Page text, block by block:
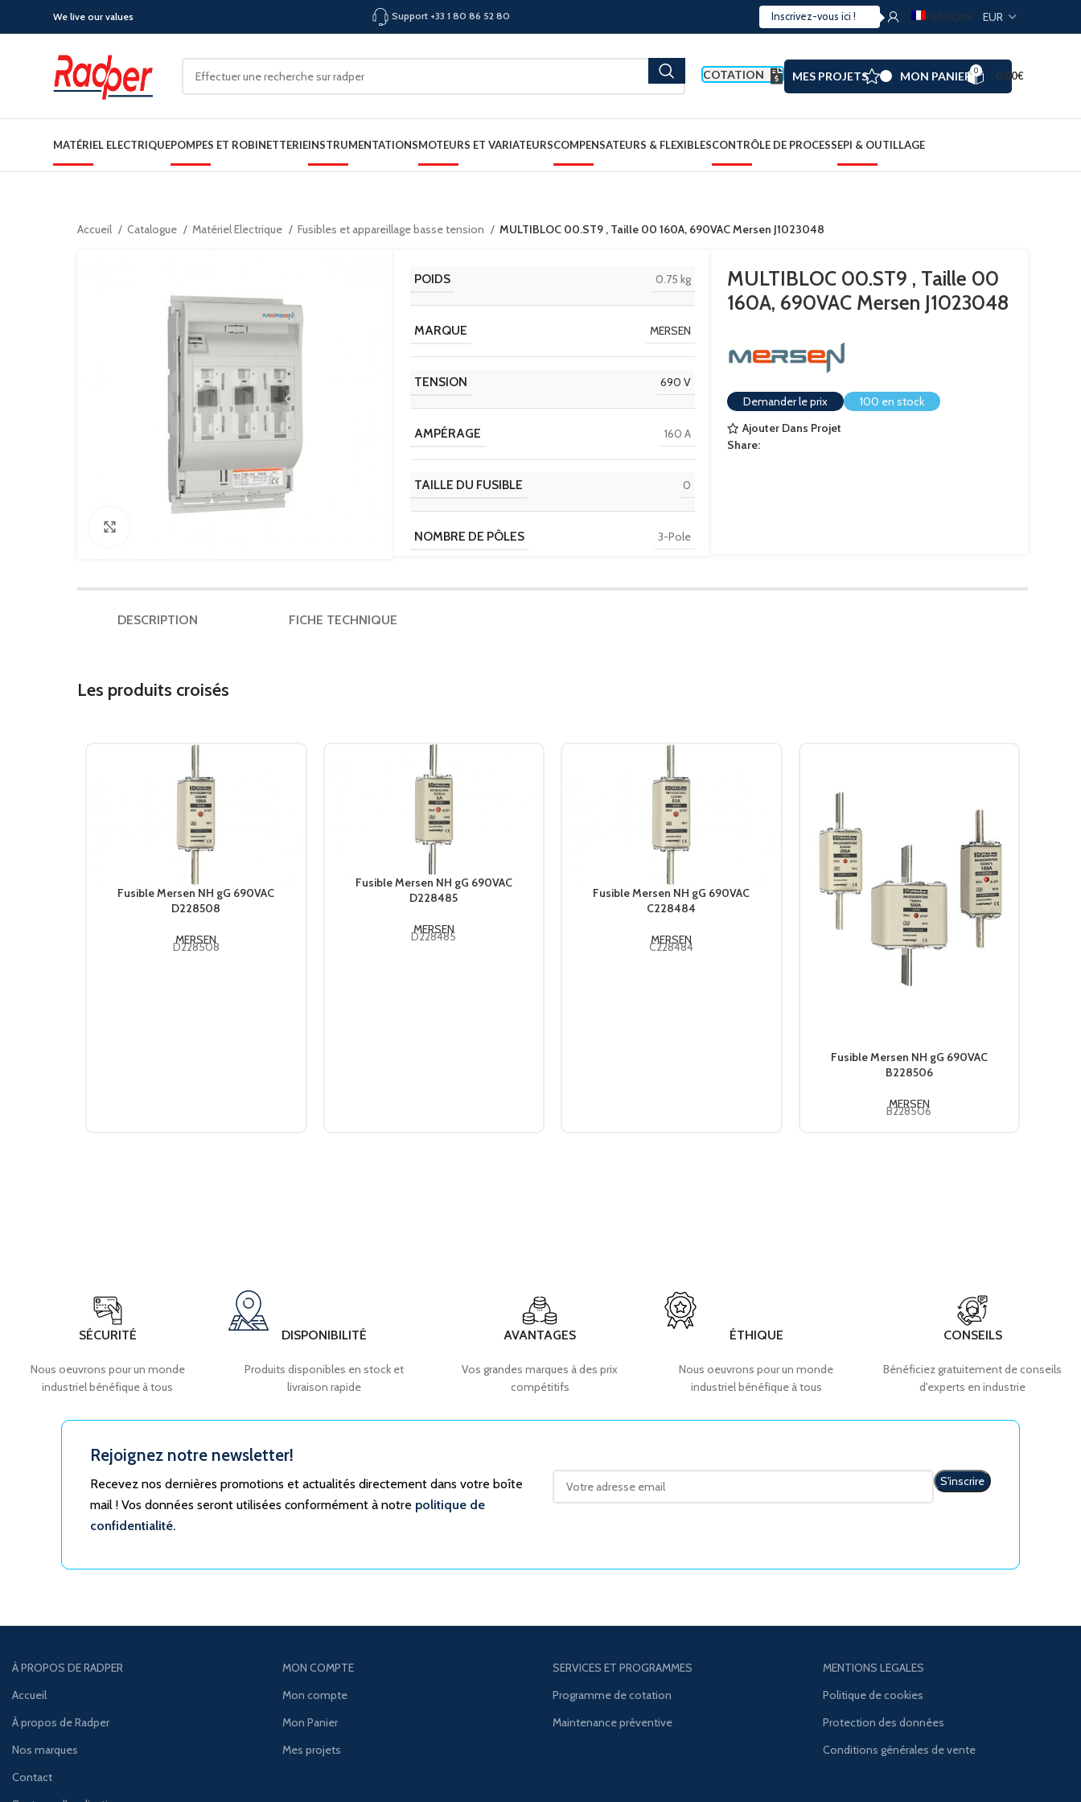
We live our values Support +33 1 80 86 52 80 FRANÇAIS
COTATION MES PROJETS MON PANIER 0 0.00€
MATÉRIEL ELECTRIQUEPOMPES ET ROBINETTERIEINSTRUMENTATIONSMOTEURS ET VARIATEURSCOMPENSATEURS & FLEXIBLESCONTRÔLE DE PROCESSEPI & OUTILLAGE
Accueil Catalogue Matériel Electrique Fusibles et appareillage basse tension MULTIBLOC 00.ST9 , Taille 00 160A, 690VAC Mersen J1023048
POIDS 0.75 kg
MARQUE MERSEN
TENSION 690 V
AMPÉRAGE 160 A
TAILLE DU FUSIBLE 0
NOMBRE DE PÔLES 3-Pole
MULTIBLOC 00.ST9 , Taille 00
160A, 690VAC Mersen J1023048
Demander le prix
100 en stock
Ajouter Dans Projet
Share:
DESCRIPTION FICHE TECHNIQUE
Les produits croisés
Fusible Mersen NH gG 690VAC
D228508
MERSEN
D228508
Fusible Mersen NH gG 690VAC
D228485
MERSEN
D228485
Fusible Mersen NH gG 690VAC
C228484
MERSEN
C228484
Fusible Mersen NH gG 690VAC
B228506
MERSEN
B228506
SÉCURITÉ
Nous oeuvrons pour un monde
industriel bénéfique à tous
DISPONIBILITÉ
Produits disponibles en stock et
livraison rapide
AVANTAGES
Vos grandes marques à des prix
compétitifs
ÉTHIQUE
Nous oeuvrons pour un monde
industriel bénéfique à tous
CONSEILS
Bénéficiez gratuitement de conseils
d'experts en industrie
Rejoignez notre newsletter!
Recevez nos dernières promotions et actualités directement dans votre boîte
mail ! Vos données seront utilisées conformément à notre politique de
confidentialité.
À PROPOS DE RADPER
Accueil
À propos de Radper
Nos marques
Contact
MON COMPTE
Mon compte
Mon Panier
Mes projets
SERVICES ET PROGRAMMES
Programme de cotation
Maintenance préventive
MENTIONS LEGALES
Politique de cookies
Protection des données
Conditions générales de vente